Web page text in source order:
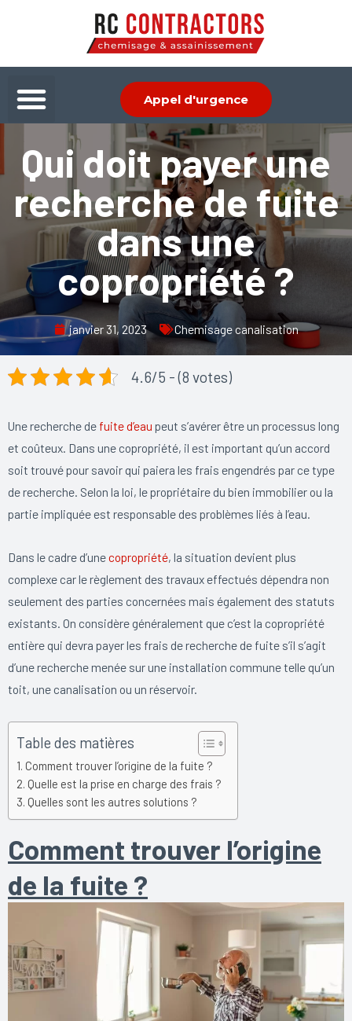
Menu Appel d'urgence
Qui doit payer une
recherche de fuite
dans une
copropriété ?
janvier 31, 2023 Chemisage canalisation
4.6/5 - (8 votes)
Une recherche de fuite d’eau peut s’avérer être un processus long
et coûteux. Dans une copropriété, il est important qu’un accord
soit trouvé pour savoir qui paiera les frais engendrés par ce type
de recherche. Selon la loi, le propriétaire du bien immobilier ou la
partie impliquée est responsable des problèmes liés à l’eau.
Dans le cadre d’unecopropriété, la situation devient plus
complexe car le règlement des travaux effectués dépendra non
seulement des parties concernées mais également des statuts
existants. On considère généralement que c’est la copropriété
entière qui devra payer les frais de recherche de fuite s’il s’agit
d’une recherche menée sur une installation commune telle qu’un
toit, une canalisation ou un réservoir.
Table des matières
Comment trouver l’origine de la fuite ?
Quelle est la prise en charge des frais ?
Quelles sont les autres solutions ?
Comment trouver l’origine
de la fuite ?